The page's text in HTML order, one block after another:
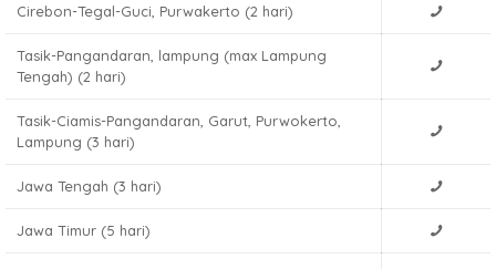
Cirebon-Tegal-Guci, Purwakerto (2 hari)
Tasik-Pangandaran, lampung (max Lampung
Tengah) (2 hari)
Tasik-Ciamis-Pangandaran, Garut, Purwokerto,
Lampung (3 hari)
Jawa Tengah (3 hari)
Jawa Timur (5 hari)